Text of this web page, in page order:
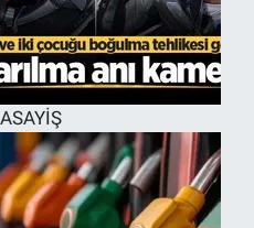
ASAYİŞ
EĞİTİM
ÖZEL HABER
HALK54 PANORAMA